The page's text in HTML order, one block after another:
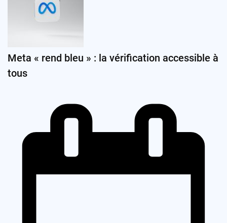
Meta « rend bleu » : la vérification accessible à
tous